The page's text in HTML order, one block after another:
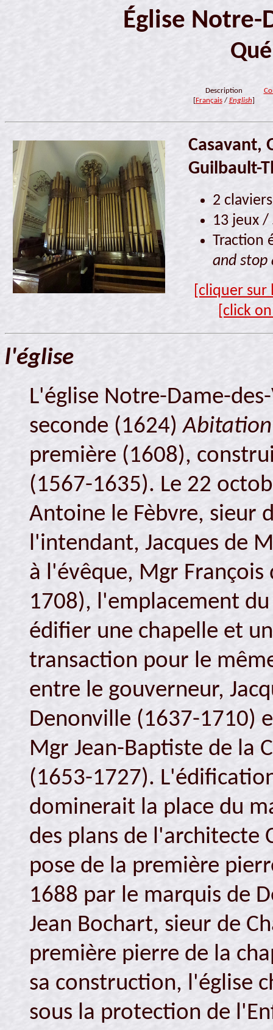
Église Notre-
Description
Français/ English
Casavant,
Guilbault-
2
13 jeux /
Traction
and stop
[cliquer
[click
l'église
L'église Notre-Dame-
seconde (1624)Abitation
première (1608),
(1567-1635). Le 22
Antoine le Fèbvre, sieur
l'intendant, Jacques de
à l'évêque, Mgr
1708), l'emplacement
édifier une chapelle et
transaction pour le
entre le gouverneur,
Denonville (1637-1710)
Mgr Jean-Baptiste de la
(1653-1727).
dominerait la place du
des plans de l'architecte
pose de la première
1688 par le marquis de
Jean Bochart, sieur de
première pierre de la
sa construction, l'église
sous la protection de